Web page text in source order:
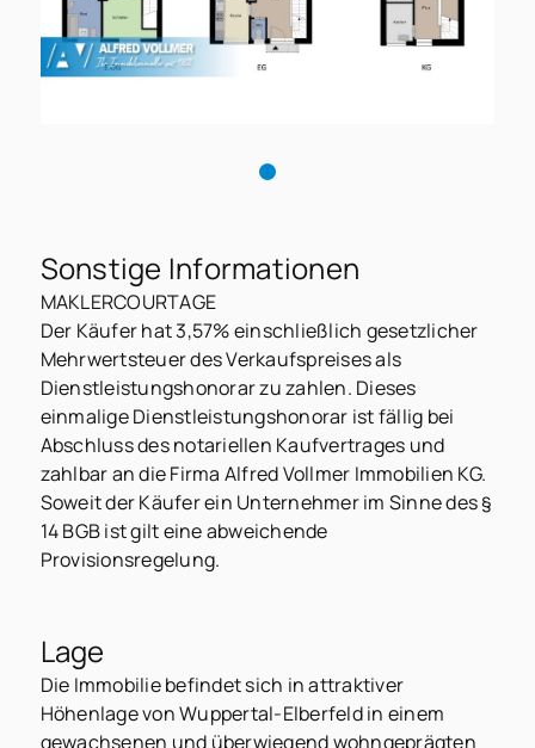
Sonstige Informationen
MAKLERCOURTAGE
Der Käufer hat 3,57% einschließlich gesetzlicher
Mehrwertsteuer des Verkaufspreises als
Dienstleistungshonorar zu zahlen. Dieses
einmalige Dienstleistungshonorar ist fällig bei
Abschluss des notariellen Kaufvertrages und
zahlbar an die Firma Alfred Vollmer Immobilien KG.
Soweit der Käufer ein Unternehmer im Sinne des §
14 BGB ist gilt eine abweichende
Provisionsregelung.
Lage
Die Immobilie befindet sich in attraktiver
Höhenlage von Wuppertal-Elberfeld in einem
gewachsenen und überwiegend wohngeprägten